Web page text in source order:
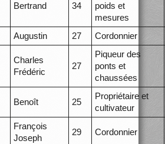
Bertrand 34
poids et
mesures
Augustin 27 Cordonnier
Charles
Frédéric
27
Piqueur des
ponts et
chaussées
Benoît 25
Propriétaire et
cultivateur
François
Joseph
29 Cordonnier